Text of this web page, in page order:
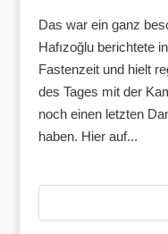
Das war ein ganz
Hafızoğlu berichtete
Fastenzeit und hielt
des Tages mit der
noch einen letzten
haben. Hier auf...